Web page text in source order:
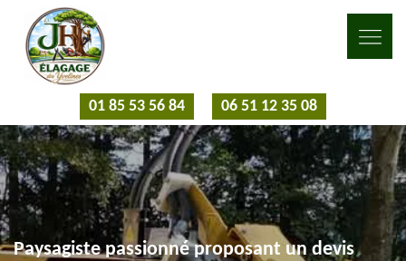
01 85 53 56 84 06 51 12 35 08
Paysagiste passionné proposant un devis